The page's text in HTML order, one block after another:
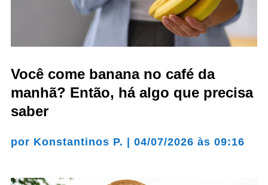
Você come banana no café da
manhã? Então, há algo que precisa
saber
por Konstantinos P. 04/07/2026 às 09:16